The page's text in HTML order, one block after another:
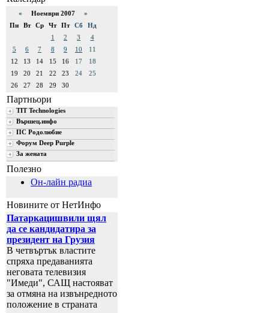
« Ноември 2007 »
Пн
Вт Ср Чт Пт Сб
Нд
1
2 3
4
5
6 7 8 9 10
11
12
13 14 15 16 17
18
19
20 21 22 23 24
25
26
27 28 29 30
Партньори
TIT Technologies
Вършец.инфо
ПС Родолюбие
Форум Deep Purple
За жената
Полезно
Он-лайн радиа
Новините от НетИнфо
Патаркацишвили щял
да се кандидатира за
президент на Грузия
В четвъртък властите
спряха предаванията
неговата телевизия
"Имеди", САЩ настояват
за отмяна на извънредното
положение в страната